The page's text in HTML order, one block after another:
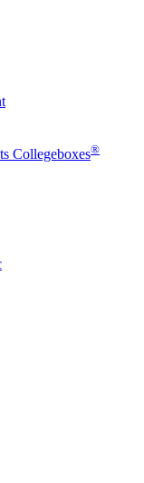
Collegeboxes®